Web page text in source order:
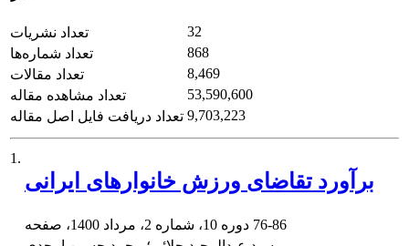
تعداد نشریات
32
تعداد شماره‌ها
868
تعداد مقالات
8,469
تعداد مشاهده مقاله
53,590,600
تعداد دریافت فایل اصل مقاله 9,703,223
1.
برآورد تقاضای ورزش خانوارهای ایرانی
76-86